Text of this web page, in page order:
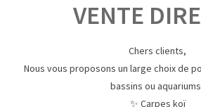
VENTE
Chers clients,
Nous vous proposons un large choix de
bassins ou
✨ Carpes koï